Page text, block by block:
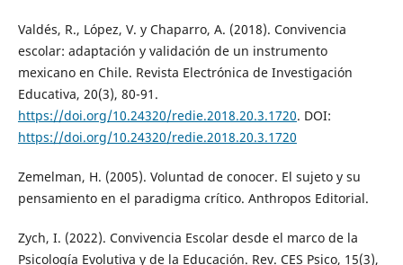
Valdés, R., López, V. y Chaparro, A. (2018). Convivencia
escolar: adaptación y validación de un instrumento
mexicano en Chile. Revista Electrónica de Investigación
Educativa, 20(3), 80-91.
https://doi.org/10.24320/redie.2018.20.3.1720. DOI:
https://doi.org/10.24320/redie.2018.20.3.1720
Zemelman, H. (2005). Voluntad de conocer. El sujeto y su
pensamiento en el paradigma crítico. Anthropos Editorial.
Zych, I. (2022). Convivencia Escolar desde el marco de la
Psicología Evolutiva y de la Educación. Rev. CES Psico, 15(3),